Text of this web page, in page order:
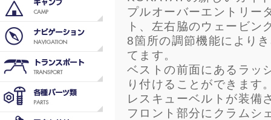
プルオーバーエントリー
ト、左右脇のウェービン
8箇所の調節機能により
てます。
ベストの前面にあるラッ
り付けることができます
レスキューベルトが装備
フロント部分にクラムシ